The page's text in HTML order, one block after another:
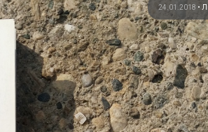
24.01.2018 •